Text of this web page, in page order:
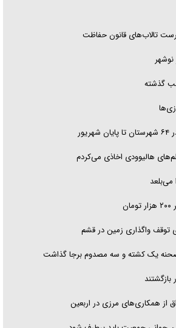
تالاب‌های قانون حفاظت
هالیوودی اخاذی می‌کردم
می‌بلعد
توقف واگذاری زمین در قشم
از همکاری‌های مرزی در اربعین